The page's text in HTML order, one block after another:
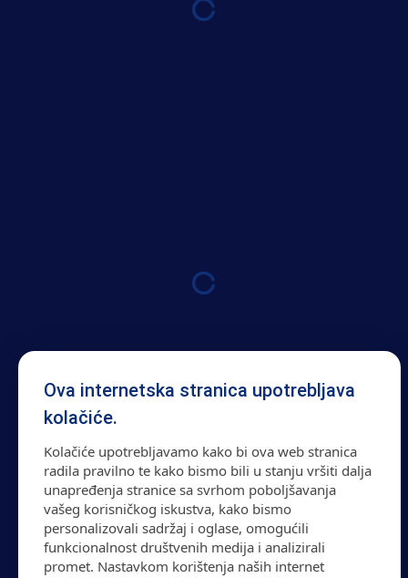
Ova internetska stranica upotrebljava
kolačiće.
Kolačiće upotrebljavamo kako bi ova web stranica
radila pravilno te kako bismo bili u stanju vršiti dalja
unapređenja stranice sa svrhom poboljšavanja
vašeg korisničkog iskustva, kako bismo
personalizovali sadržaj i oglase, omogućili
funkcionalnost društvenih medija i analizirali
promet. Nastavkom korištenja naših internet